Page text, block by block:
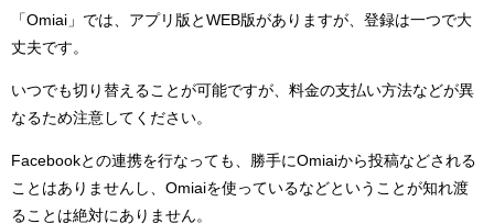
「Omiai」では、アプリ版とWEB版がありますが、登録は一つで大
丈夫です。
いつでも切り替えることが可能ですが、料金の支払い方法などが異
なるため注意してください。
Facebookとの連携を行なっても、勝手にOmiaiから投稿などされる
ことはありませんし、Omiaiを使っているなどということが知れ渡
ることは絶対にありません。